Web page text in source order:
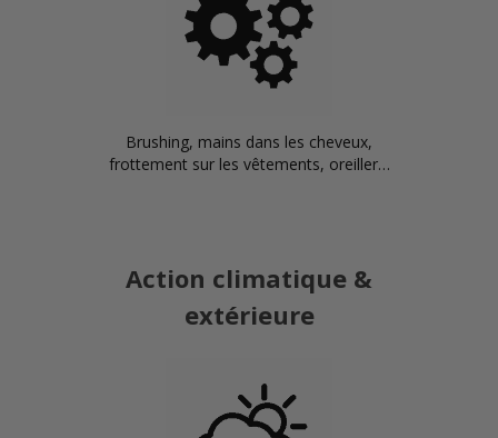
Brushing, mains dans les cheveux,
frottement sur les vêtements, oreiller…
Action climatique &
extérieure